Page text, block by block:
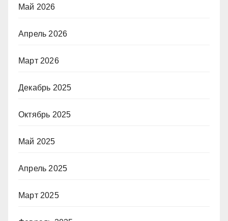
Май 2026
Апрель 2026
Март 2026
Декабрь 2025
Октябрь 2025
Май 2025
Апрель 2025
Март 2025